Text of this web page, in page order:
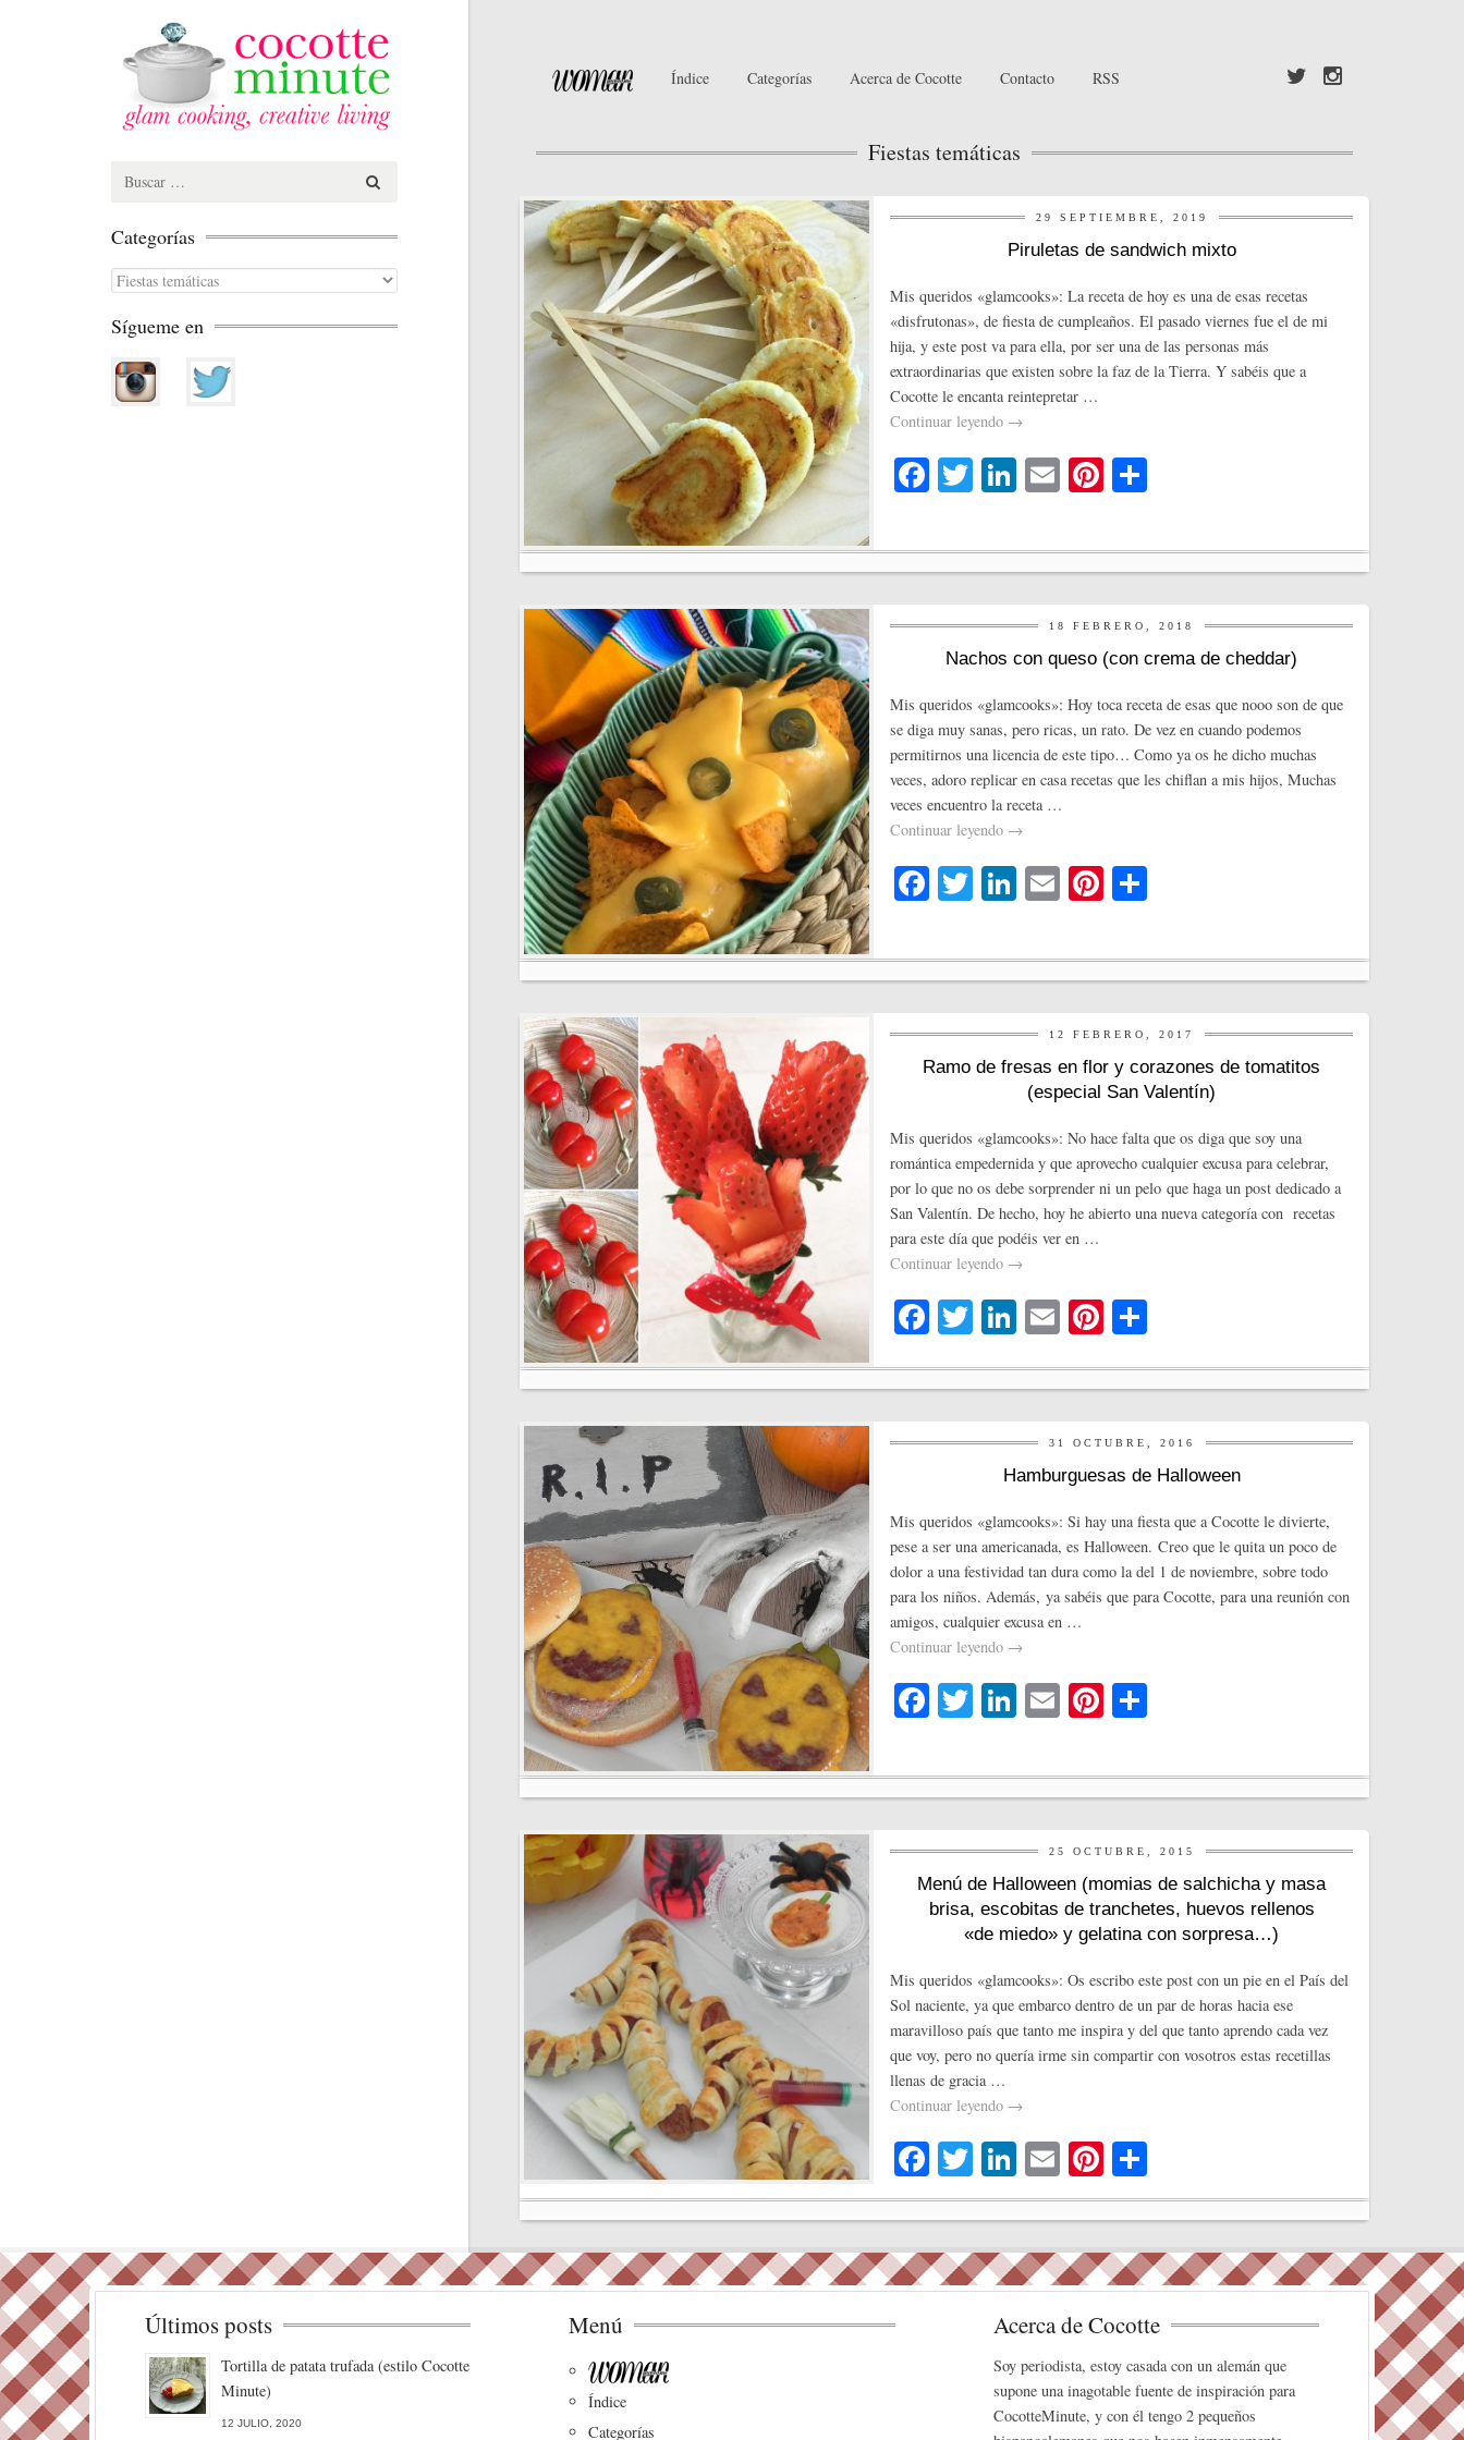
Índice Categorías Acerca de Cocotte Contacto RSS
Fiestas temáticas
29 SEPTIEMBRE, 2019
Piruletas de sandwich mixto
Mis queridos «glamcooks»: La receta de hoy es una de esas recetas
«disfrutonas», de fiesta de cumpleaños. El pasado viernes fue el de mi
hija, y este post va para ella, por ser una de las personas más
extraordinarias que existen sobre la faz de la Tierra. Y sabéis que a
Cocotte le encanta reintepretar …
Continuar leyendo →
Fa
bo
ok
T
tte
r
Li
ed
In
E
ail
Pi
er
es
t
m
pa
rti
r
18 FEBRERO, 2018
Nachos con queso (con crema de cheddar)
Mis queridos «glamcooks»: Hoy toca receta de esas que nooo son de que
se diga muy sanas, pero ricas, un rato. De vez en cuando podemos
permitirnos una licencia de este tipo… Como ya os he dicho muchas
veces, adoro replicar en casa recetas que les chiflan a mis hijos, Muchas
veces encuentro la receta …
Continuar leyendo →
Fa
bo
ok
T
tte
r
Li
ed
In
E
ail
Pi
er
es
t
m
pa
rti
r
12 FEBRERO, 2017
Ramo de fresas en flor y corazones de tomatitos
(especial San Valentín)
Mis queridos «glamcooks»: No hace falta que os diga que soy una
romántica empedernida y que aprovecho cualquier excusa para celebrar,
por lo que no os debe sorprender ni un pelo que haga un post dedicado a
San Valentín. De hecho, hoy he abierto una nueva categoría con recetas
para este día que podéis ver en …
Continuar leyendo →
Fa
bo
ok
T
tte
r
Li
ed
In
E
ail
Pi
er
es
t
m
pa
rti
r
31 OCTUBRE, 2016
Hamburguesas de Halloween
Mis queridos «glamcooks»: Si hay una fiesta que a Cocotte le divierte,
pese a ser una americanada, es Halloween. Creo que le quita un poco de
dolor a una festividad tan dura como la del 1 de noviembre, sobre todo
para los niños. Además, ya sabéis que para Cocotte, para una reunión con
amigos, cualquier excusa en …
Continuar leyendo →
Fa
bo
ok
T
tte
r
Li
ed
In
E
ail
Pi
er
es
t
m
pa
rti
r
25 OCTUBRE, 2015
Menú de Halloween (momias de salchicha y masa
brisa, escobitas de tranchetes, huevos rellenos
«de miedo» y gelatina con sorpresa…)
Mis queridos «glamcooks»: Os escribo este post con un pie en el País del
Sol naciente, ya que embarco dentro de un par de horas hacia ese
maravilloso país que tanto me inspira y del que tanto aprendo cada vez
que voy, pero no quería irme sin compartir con vosotros estas recetillas
llenas de gracia …
Continuar leyendo →
Fa
ce
bo
ok
T
wi
tte
r
Li
nk
ed
In
E
m
ail
Pi
nt
er
es
t
o
m
pa
rti
r
Search
Categorías
Categorías
Sígueme en
Últimos posts
Tortilla de patata trufada (estilo Cocotte
Minute)
12 JULIO, 2020
Menú
Índice
Categorías
Acerca de Cocotte
Soy periodista, estoy casada con un alemán que
supone una inagotable fuente de inspiración para
CocotteMinute, y con él tengo 2 pequeños